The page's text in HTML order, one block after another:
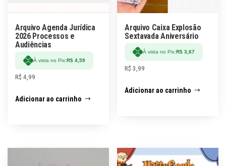
Arquivo Agenda Jurídica
2026 Processos e
Audiências
À vista no Pix: R$ 4,59
R$ 4,99
Adicionar ao carrinho
Arquivo Caixa Explosão
Sextavada Aniversário
À vista no Pix: R$ 3,67
R$ 3,99
Adicionar ao carrinho